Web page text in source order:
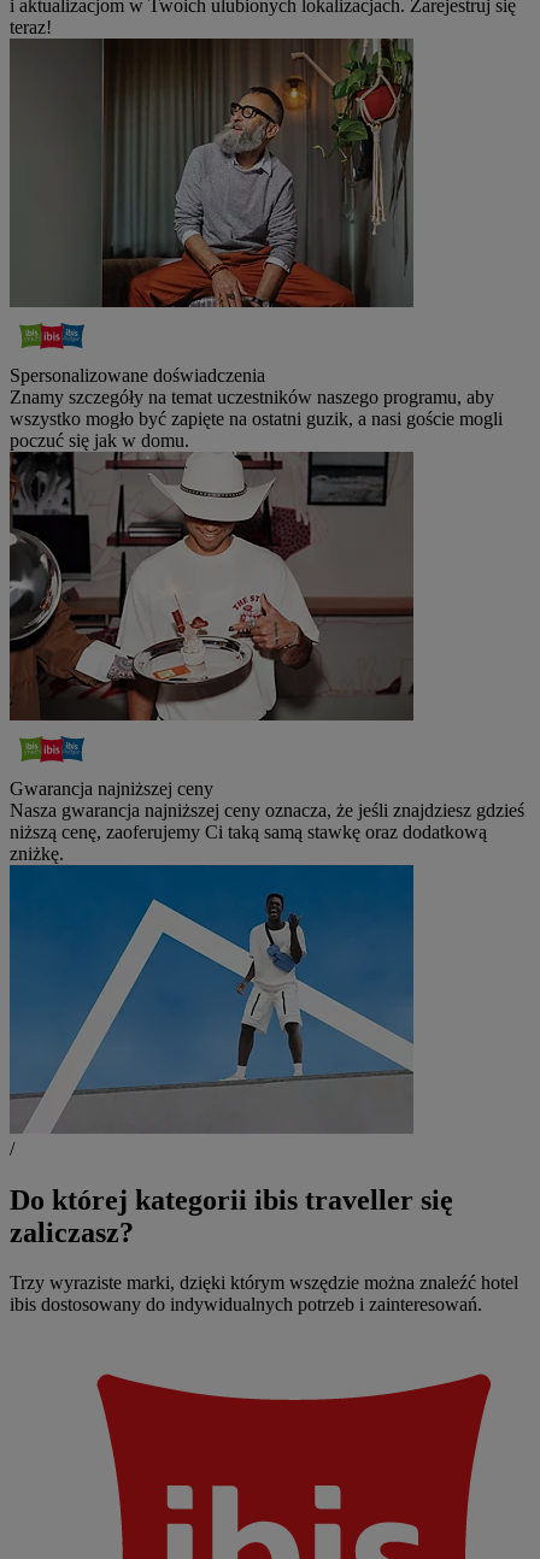
i aktualizacjom w Twoich ulubionych lokalizacjach. Zarejestruj się
teraz!
Spersonalizowane doświadczenia
Znamy szczegóły na temat uczestników naszego programu, aby
wszystko mogło być zapięte na ostatni guzik, a nasi goście mogli
poczuć się jak w domu.
Gwarancja najniższej ceny
Nasza gwarancja najniższej ceny oznacza, że jeśli znajdziesz gdzieś
niższą cenę, zaoferujemy Ci taką samą stawkę oraz dodatkową
zniżkę.
/
Do której kategorii ibis traveller się
zaliczasz?
Trzy wyraziste marki, dzięki którym wszędzie można znaleźć hotel
ibis dostosowany do indywidualnych potrzeb i zainteresowań.